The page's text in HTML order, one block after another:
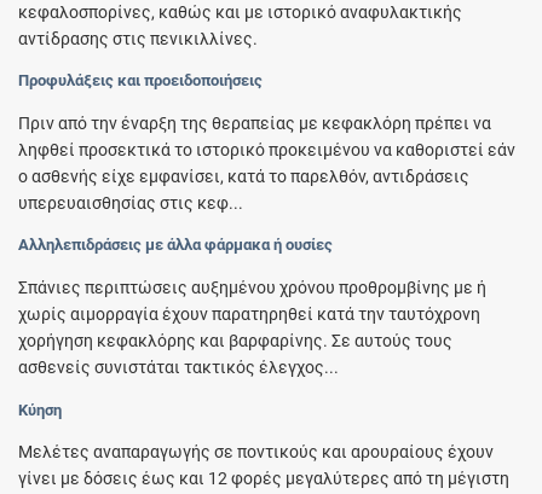
κεφαλοσπορίνες, καθώς και με ιστορικό αναφυλακτικής
αντίδρασης στις πενικιλλίνες.
Προφυλάξεις και προειδοποιήσεις
Πριν από την έναρξη της θεραπείας με κεφακλόρη πρέπει να
ληφθεί προσεκτικά το ιστορικό προκειμένου να καθοριστεί εάν
ο ασθενής είχε εμφανίσει, κατά το παρελθόν, αντιδράσεις
υπερευαισθησίας στις κεφ...
Αλληλεπιδράσεις με άλλα φάρμακα ή ουσίες
Σπάνιες περιπτώσεις αυξημένου χρόνου προθρομβίνης με ή
χωρίς αιμορραγία έχουν παρατηρηθεί κατά την ταυτόχρονη
χορήγηση κεφακλόρης και βαρφαρίνης. Σε αυτούς τους
ασθενείς συνιστάται τακτικός έλεγχος...
Κύηση
Μελέτες αναπαραγωγής σε ποντικούς και αρουραίους έχουν
γίνει με δόσεις έως και 12 φορές μεγαλύτερες από τη μέγιστη